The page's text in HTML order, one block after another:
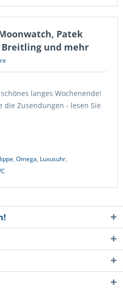
Patek
und mehr
langes Wochenende!
die Zusendungen - lesen Sie
, Omega, Luxusuhr,